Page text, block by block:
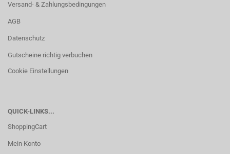
Versand- & Zahlungsbedingungen
AGB
Datenschutz
Gutscheine richtig verbuchen
Cookie Einstellungen
QUICK-LINKS...
ShoppingCart
Mein Konto